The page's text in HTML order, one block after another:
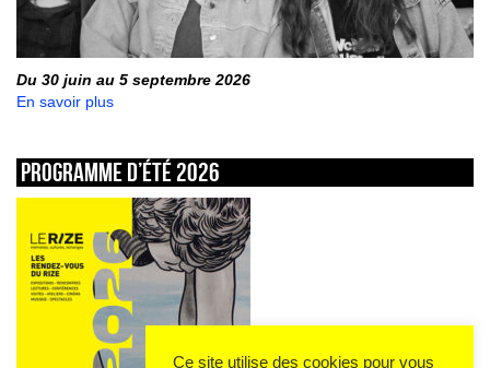
Du 30 juin au 5 septembre 2026
En savoir plus
Programme d’été 2026
Ce site utilise des cookies pour vous